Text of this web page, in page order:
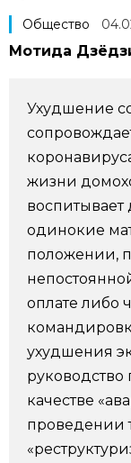
Разделы
Политика
Экономика
Общество
Культура
Жизнь
Технологии
Японский
Семья
Еда и напитки
Общество
Мотида
Ухудшение
жизни
одинокие
положении,
оплате либо
ухудшения
руководство
качестве
проведении